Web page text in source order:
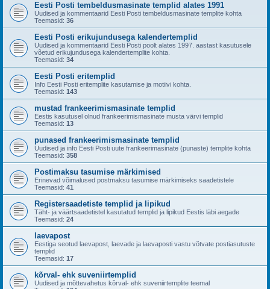
Eesti Posti tembeldusmasinate templid alates 1991
Uudised ja kommentaarid Eesti Posti tembeldusmasinate templite kohta
Teemasid: 36
Eesti Posti erikujundusega kalendertemplid
Uudised ja kommentaarid Eesti Posti poolt alates 1997. aastast kasutusele
võetud erikujundusega kalendertemplite kohta.
Teemasid: 34
Eesti Posti eritemplid
Info Eesti Posti eritemplite kasutamise ja motiivi kohta.
Teemasid: 143
mustad frankeerimismasinate templid
Eestis kasutusel olnud frankeerimismasinate musta värvi templid
Teemasid: 13
punased frankeerimismasinate templid
Uudised ja info Eesti Posti uute frankeerimasinate (punaste) templite kohta
Teemasid: 358
Postimaksu tasumise märkimised
Erinevad võimalused postmaksu tasumise märkimiseks saadetistele
Teemasid: 41
Registersaadetiste templid ja lipikud
Täht- ja väärtsaadetistel kasutatud templid ja lipikud Eestis läbi aegade
Teemasid: 24
laevapost
Eestiga seotud laevapost, laevade ja laevaposti vastu võtvate postiasutuste
templid
Teemasid: 17
kõrval- ehk suveniirtemplid
Uudised ja mõttevahetus kõrval- ehk suveniirtemplite teemal